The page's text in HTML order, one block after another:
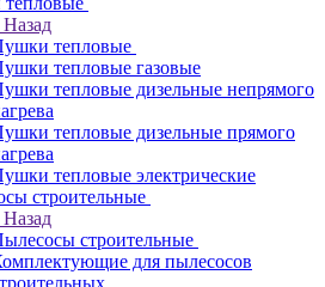
Назад
тепловые
тепловые газовые
тепловые дизельные непрямого
тепловые дизельные прямого
тепловые электрические
строительные
Назад
строительные
для пылесосов